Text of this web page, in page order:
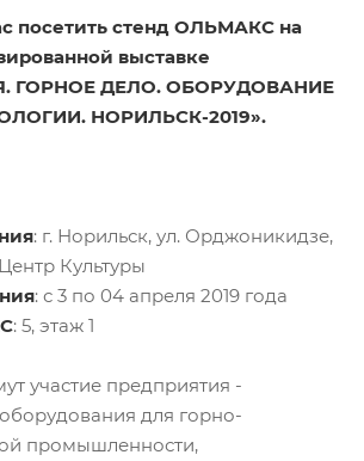
посетить стенд ОЛЬМАКС на
выставке
ГОРНОЕ ДЕЛО. ОБОРУДОВАНИЕ
НОРИЛЬСК-2019».
: г. Норильск, ул. Орджоникидзе,
Культуры
: с 3 по 04 апреля 2019 года
: 5, этаж 1
участие предприятия -
для горно-
промышленности,